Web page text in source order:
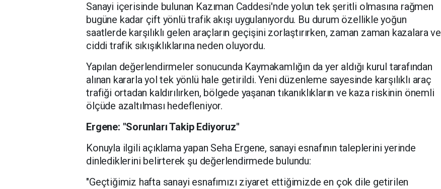
Sanayi içerisinde bulunan Kazıman Caddesi'nde yolun tek şeritli olmasına rağmen
bugüne kadar çift yönlü trafik akışı uygulanıyordu. Bu durum özellikle yoğun
saatlerde karşılıklı gelen araçların geçişini zorlaştırırken, zaman zaman kazalara ve
ciddi trafik sıkışıklıklarına neden oluyordu.
Yapılan değerlendirmeler sonucunda Kaymakamlığın da yer aldığı kurul tarafından
alınan kararla yol tek yönlü hale getirildi. Yeni düzenleme sayesinde karşılıklı araç
trafiği ortadan kaldırılırken, bölgede yaşanan tıkanıklıkların ve kaza riskinin önemli
ölçüde azaltılması hedefleniyor.
Ergene: "Sorunları Takip Ediyoruz"
Konuyla ilgili açıklama yapan Seha Ergene, sanayi esnafının taleplerini yerinde
dinlediklerini belirterek şu değerlendirmede bulundu:
"Geçtiğimiz hafta sanayi esnafımızı ziyaret ettiğimizde en çok dile getirilen